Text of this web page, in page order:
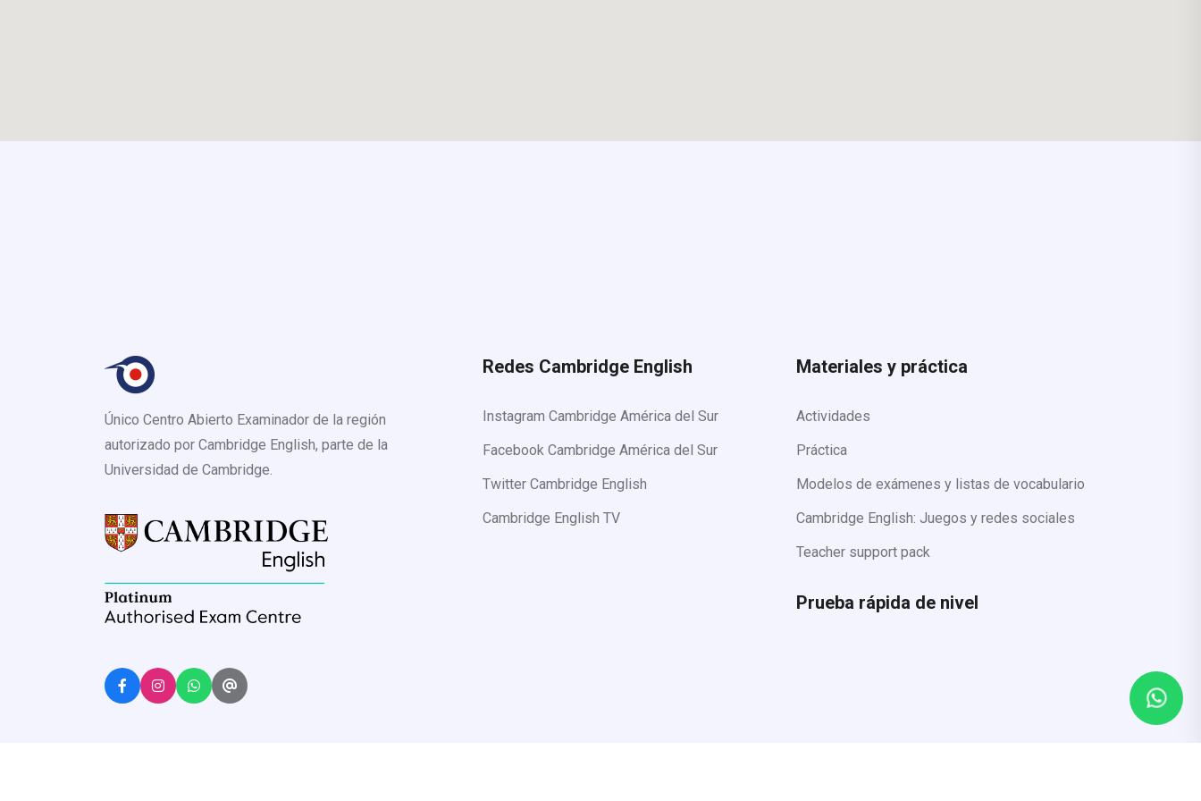
Único Centro Abierto Examinador de la región
autorizado por Cambridge English, parte de la
Universidad de Cambridge.
Redes Cambridge English
Instagram Cambridge América del Sur
Facebook Cambridge América del Sur
Twitter Cambridge English
Cambridge English TV
Materiales y práctica
Actividades
Práctica
Modelos de exámenes y listas de vocabulario
Cambridge English: Juegos y redes sociales
Teacher support pack
Prueba rápida de nivel